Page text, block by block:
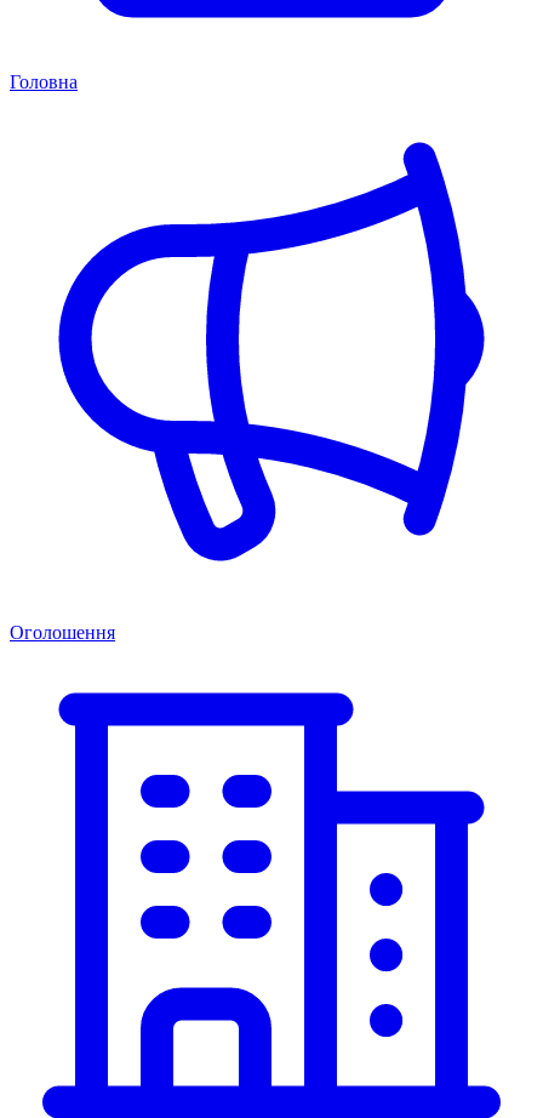
Головна
Оголошення